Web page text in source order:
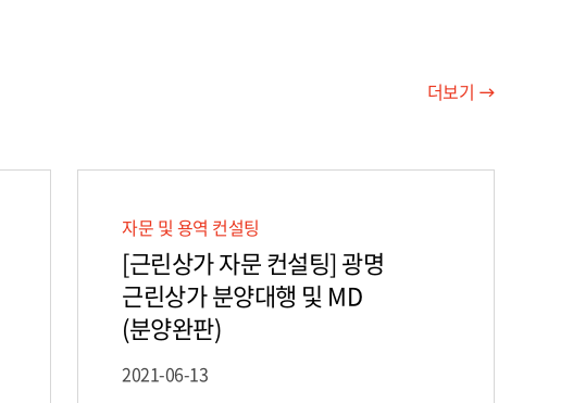
더보기
자문 및 용역 컨설팅
[근린상가 자문 컨설팅] 광명
근린상가 분양대행 및 MD
(분양완판)
2021-06-13